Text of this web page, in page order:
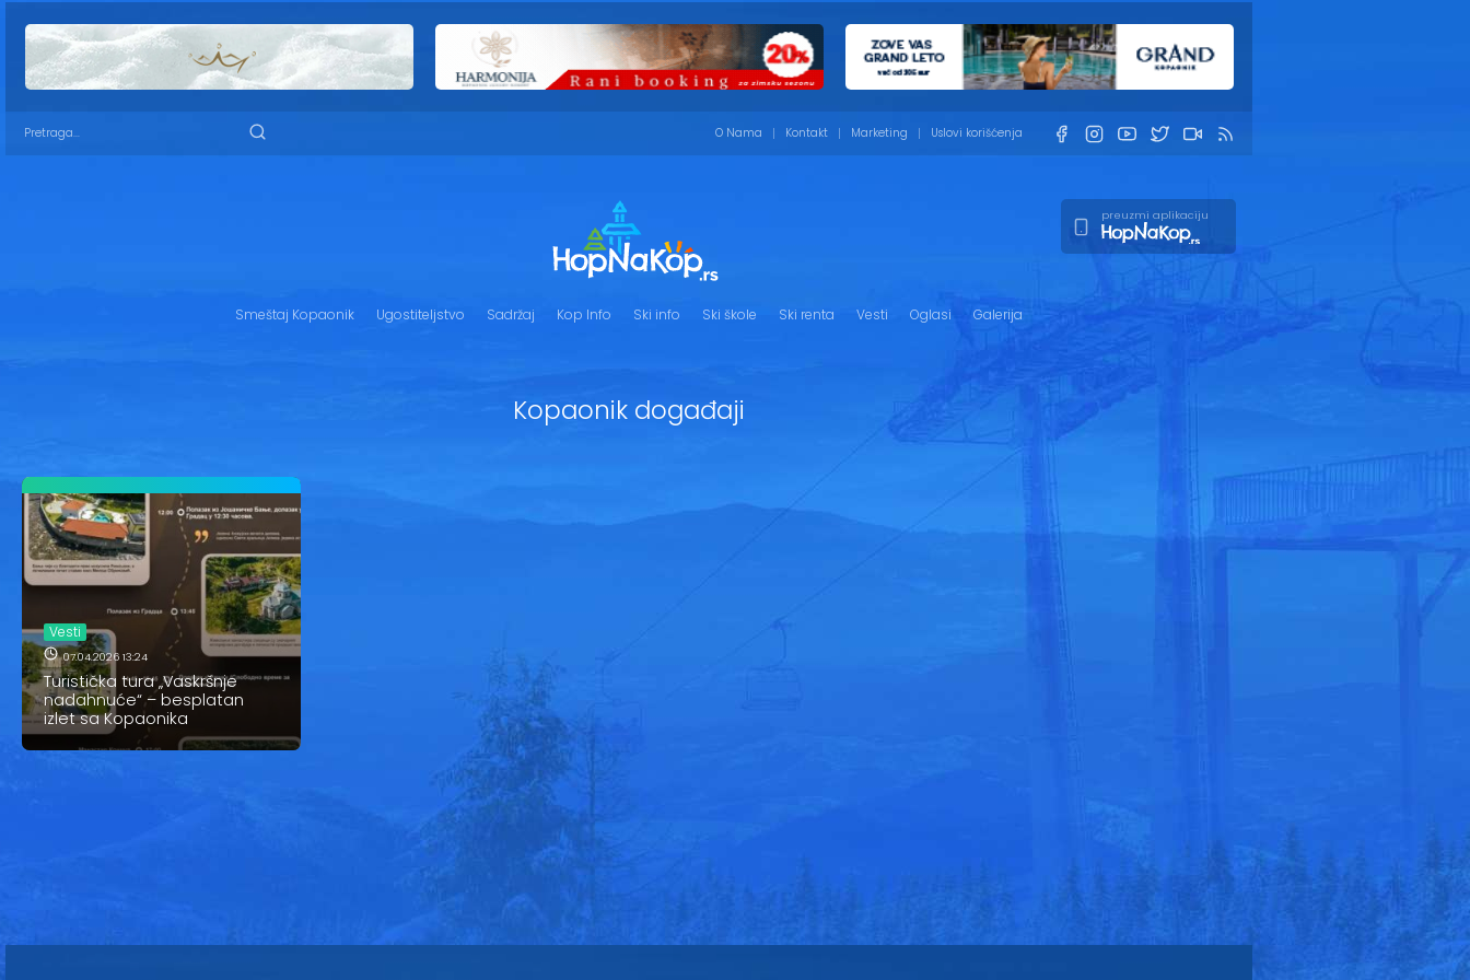
O Nama Kontakt Marketing Uslovi korišćenja
preuzmi aplikaciju
Smeštaj Kopaonik Ugostiteljstvo Sadržaj Kop Info Ski info Ski škole Ski renta Vesti Oglasi Galerija
Kopaonik događaji
Vesti
07.04.2026 13:24
Turistička tura „Vaskršnje
nadahnuće“ – besplatan
izlet sa Kopaonika